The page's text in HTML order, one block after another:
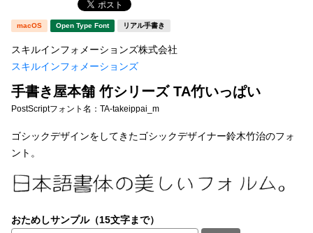
新着一覧
カート
タイプフェイス
明朝体
丸ゴシック
宋朝体 清朝体
教科書体
草書体 勘亭流
江戸文字
macOS Open Type Font リアル手書き
スキルインフォメーションズ株式会社
スキルインフォメーションズ
手書き屋本舗 竹シリーズ TA竹いっぱい
PostScriptフォント名： TA-takeippai_m
ゴシックデザインをしてきたゴシックデザイナー鈴木竹治のフォ
ント。
おためしサンプル（15文字まで）